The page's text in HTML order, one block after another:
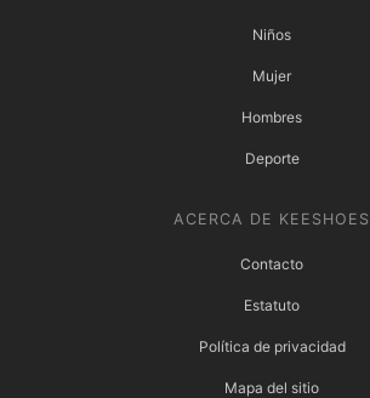
Niños
Mujer
Hombres
Deporte
ACERCA DE KEESHOES
Contacto
Estatuto
Política de privacidad
Mapa del sitio